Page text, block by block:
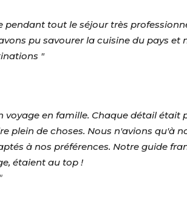
pendant tout le séjour très
pu savourer la cuisine du pays
"
voyage en famille. Chaque détail
plein de choses. Nous n'avions qu'à
à nos préférences. Notre guide
étaient au top !
"